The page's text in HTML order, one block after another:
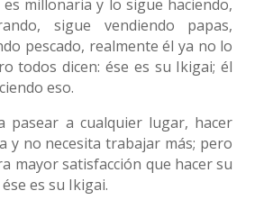
millonaria y lo sigue haciendo,
sigue vendiendo papas,
pescado, realmente él ya no lo
todos dicen: ése es su Ikigai; él
eso.
pasear a cualquier lugar, hacer
y no necesita trabajar más; pero
mayor satisfacción que hacer su
es su Ikigai.